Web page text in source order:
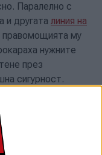
Паралелно с
и другата линия на
правомощията му
нужните
през
сигурност.
стана едно
август т.г., при
Така поне
обяви, че